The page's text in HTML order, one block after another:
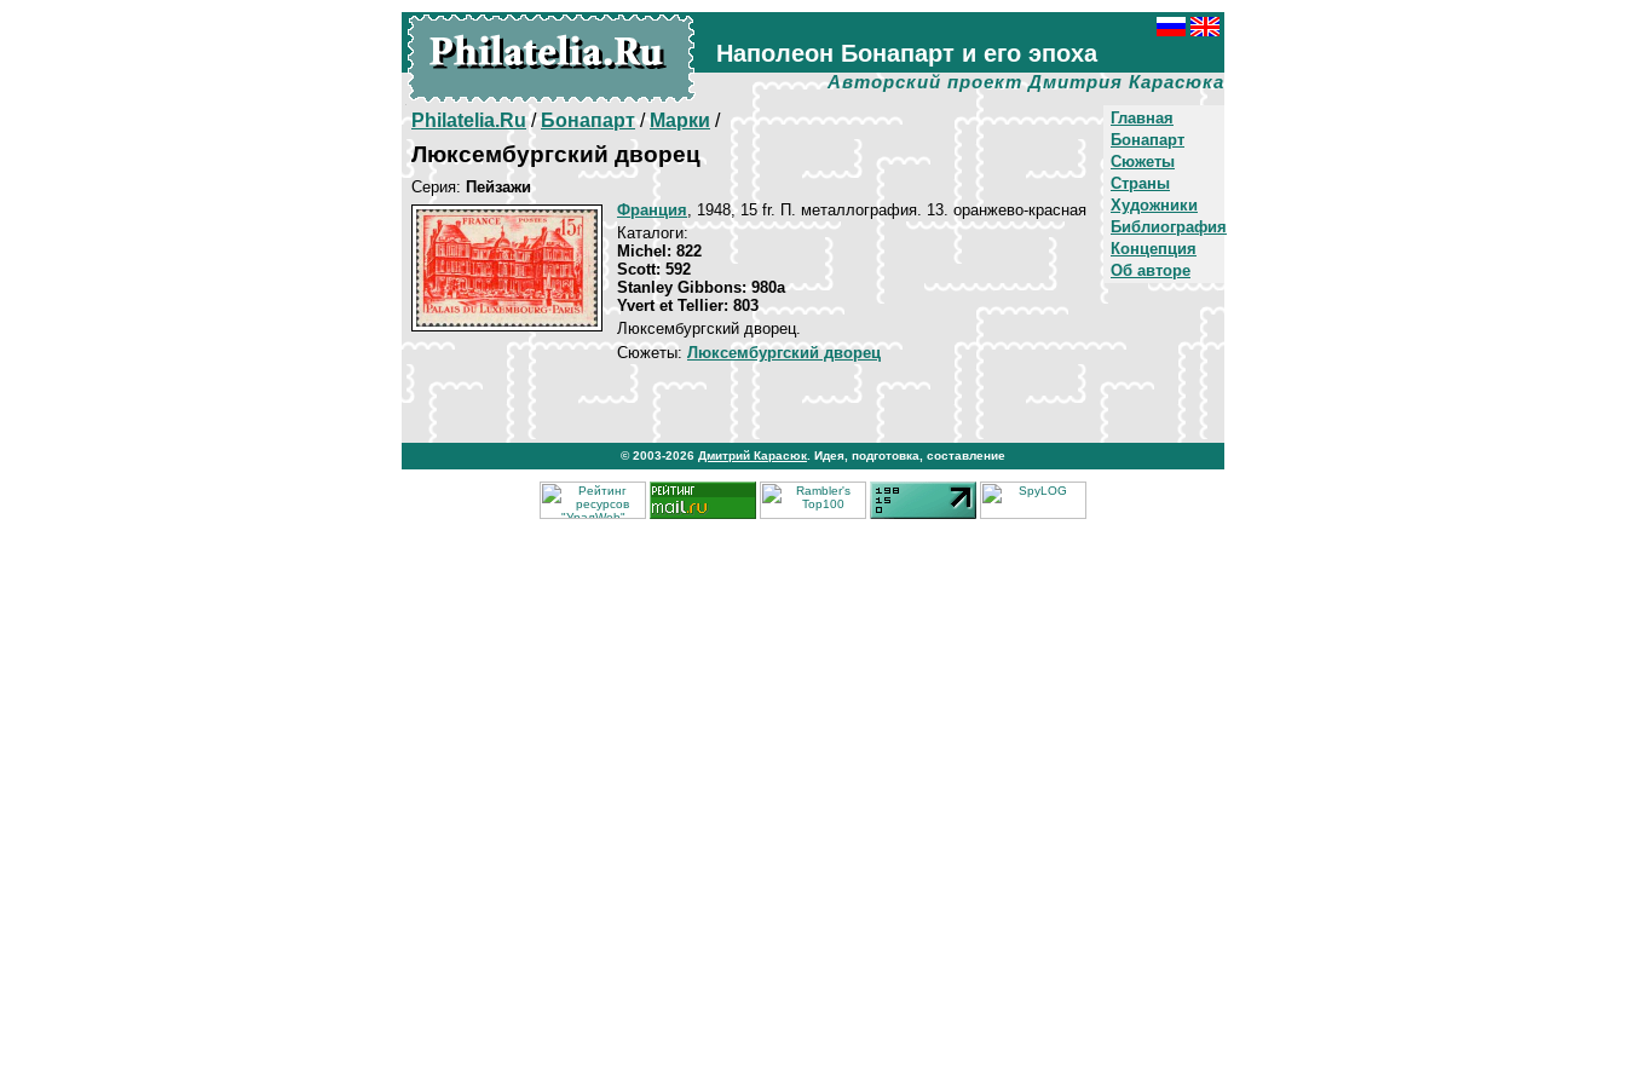
Наполеон Бонапарт и его эпоха
Авторский проект Дмитрия Карасюка
Главная
Бонапарт
Сюжеты
Страны
Художники
Библиография
Концепция
Об авторе
Philatelia.Ru/Бонапарт/Марки /
Люксембургский дворец
Серия: Пейзажи
Франция, 1948, 15 fr. П. металлография. 13. оранжево-красная
Каталоги:
Michel: 822
Scott: 592
Stanley Gibbons: 980a
Yvert et Tellier: 803
Люксембургский дворец.
Сюжеты: Люксембургский дворец
© 2003-2026 Дмитрий Карасюк . Идея, подготовка, составление